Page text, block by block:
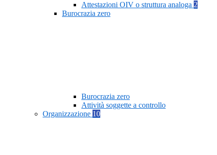
Attestazioni OIV o struttura analoga 2
Burocrazia zero
Burocrazia zero
Attività soggette a controllo
Organizzazione 10